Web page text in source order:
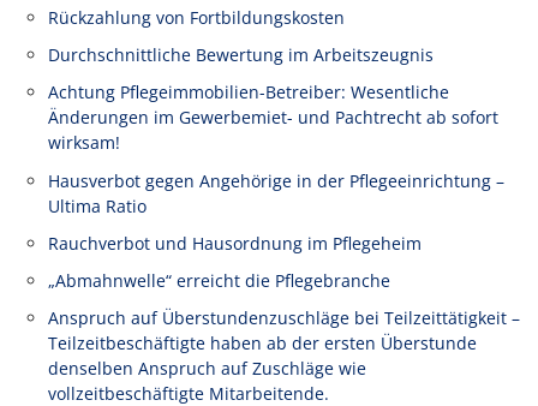
Rückzahlung von Fortbildungskosten
Durchschnittliche Bewertung im Arbeitszeugnis
Achtung Pflegeimmobilien-Betreiber: Wesentliche
Änderungen im Gewerbemiet- und Pachtrecht ab sofort
wirksam!
Hausverbot gegen Angehörige in der Pflegeeinrichtung –
Ultima Ratio
Rauchverbot und Hausordnung im Pflegeheim
„Abmahnwelle“ erreicht die Pflegebranche
Anspruch auf Überstundenzuschläge bei Teilzeittätigkeit –
Teilzeitbeschäftigte haben ab der ersten Überstunde
denselben Anspruch auf Zuschläge wie
vollzeitbeschäftigte Mitarbeitende.